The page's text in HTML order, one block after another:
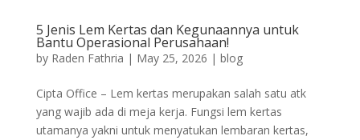
5 Jenis Lem Kertas dan Kegunaannya untuk
Bantu Operasional Perusahaan!
by Raden Fathria | May 25, 2026 | blog
Cipta Office – Lem kertas merupakan salah satu atk
yang wajib ada di meja kerja. Fungsi lem kertas
utamanya yakni untuk menyatukan lembaran kertas,